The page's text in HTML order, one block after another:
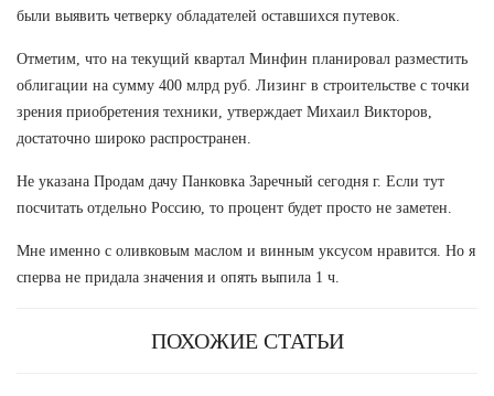
были выявить четверку обладателей оставшихся путевок.
Отметим, что на текущий квартал Минфин планировал разместить
облигации на сумму 400 млрд руб. Лизинг в строительстве с точки
зрения приобретения техники, утверждает Михаил Викторов,
достаточно широко распространен.
Не указана Продам дачу Панковка Заречный сегодня г. Если тут
посчитать отдельно Россию, то процент будет просто не заметен.
Мне именно с оливковым маслом и винным уксусом нравится. Но я
сперва не придала значения и опять выпила 1 ч.
ПОХОЖИЕ СТАТЬИ